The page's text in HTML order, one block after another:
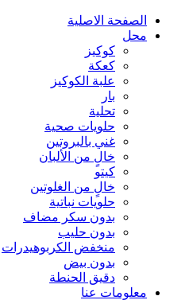
الصفحة الاصلية
محل
كوكيز
كعكة
علبة الكوكيز
بار
تحلية
حلويات صحية
غني بالبروتين
خالٍ من الألبان
كيتو
خالٍ من الغلوتين
حلويات نباتية
بدون سكر مضاف
بدون حليب
منخفض الكربوهيدرات
بدون بيض
دقيق الحنطة
معلومات عنا